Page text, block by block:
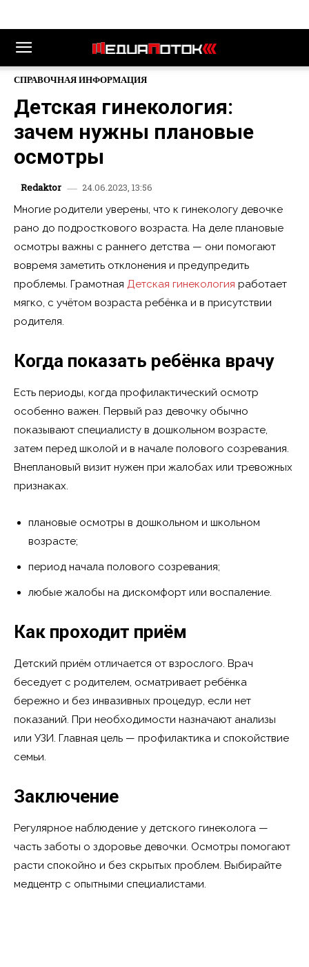
СПРАВОЧНАЯ ИНФОРМАЦИЯ
Детская гинекология:
зачем нужны плановые
осмотры
Redaktor
24.06.2023, 13:56
Многие родители уверены, что к гинекологу девочке
рано до подросткового возраста. На деле плановые
осмотры важны с раннего детства — они помогают
вовремя заметить отклонения и предупредить
проблемы. Грамотная Детская гинекология работает
мягко, с учётом возраста ребёнка и в присутствии
родителя.
Когда показать ребёнка врачу
Есть периоды, когда профилактический осмотр
особенно важен. Первый раз девочку обычно
показывают специалисту в дошкольном возрасте,
затем перед школой и в начале полового созревания.
Внеплановый визит нужен при жалобах или тревожных
признаках.
плановые осмотры в дошкольном и школьном
возрасте;
период начала полового созревания;
любые жалобы на дискомфорт или воспаление.
Как проходит приём
Детский приём отличается от взрослого. Врач
беседует с родителем, осматривает ребёнка
бережно и без инвазивных процедур, если нет
показаний. При необходимости назначают анализы
или УЗИ. Главная цель — профилактика и спокойствие
семьи.
Заключение
Регулярное наблюдение у детского гинеколога —
часть заботы о здоровье девочки. Осмотры помогают
расти спокойно и без скрытых проблем. Выбирайте
медцентр с опытными специалистами.